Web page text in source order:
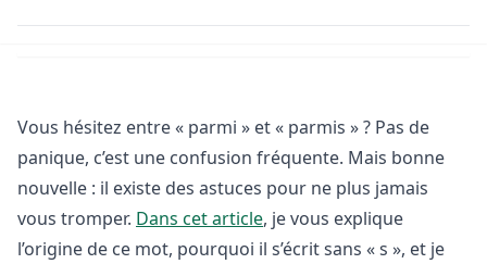
Vous hésitez entre « parmi » et « parmis » ? Pas de
panique, c’est une confusion fréquente. Mais bonne
nouvelle : il existe des astuces pour ne plus jamais
vous tromper. Dans cet article, je vous explique
l’origine de ce mot, pourquoi il s’écrit sans « s », et je